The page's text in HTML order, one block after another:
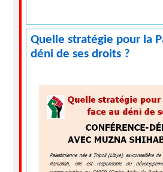
Quelle stratégie pour la
déni de ses droits ?